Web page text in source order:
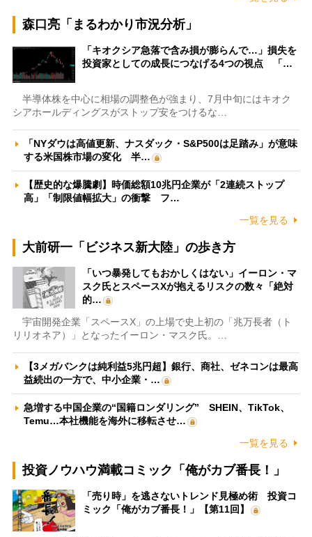
森口亮「まるわかり市況分析」
「キオクシア急落で含み損が膨らんで…」損失を
投資家としての成長につなげる4つの視点 「…
半導体株を中心に相場の調整色が強まり、7月中旬にはキオク
シアホールディングスがストップ安をつけるな…
「NYダウは高値更新、ナスダック・S&P500は足踏み」が意味
する米国株市場の変化 半…
【歴史的な爆騰劇】時価総額10兆円企業が「2連続ストップ
高」「制限値幅拡大」の衝撃 フ…
一覧を見る
大前研一「ビジネス新大陸」の歩き方
「いつ暴発してもおかしくはない」イーロン・マ
スク氏とスペースXが抱えるリスクの数々「絶対
的…
宇宙開発企業「スペースX」の上場で史上初の「兆万長者（ト
リリオネア）」となったイーロン・マスク氏。…
【3メガバンクは純利益5兆円超】銀行、商社、ゼネコンは最高
益続出の一方で、中小企業・…
急増する中国企業の“国籍ロンダリング” SHEIN、TikTok、
Temu…本社機能を海外に移転させ…
一覧を見る
投資ノウハウ満載コミック「俺がカブ番長！」
「売り時」を逃さないトレンド見極め術 投資コ
ミック「俺がカブ番長！」【第11回】